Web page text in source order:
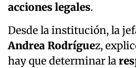
acciones legales.
Desde la institución, la
Andrea Rodríguez,
hay que determinar la